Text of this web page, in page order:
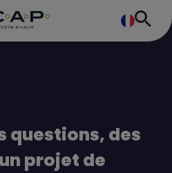
questions, des
projet de